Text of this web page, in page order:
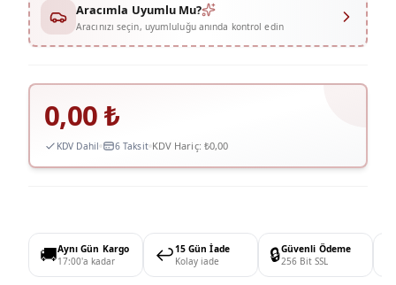
Aracımla Uyumlu Mu?
Aracınızı seçin, uyumluluğu anında kontrol edin
0,00₺
KDV Dahil 6 Taksit KDV Hariç: ₺0,00
🚚Aynı Gün Kargo
17:00'a kadar
↩️15 Gün İade
Kolay iade
🔒Güvenli Ödeme
256 Bit SSL